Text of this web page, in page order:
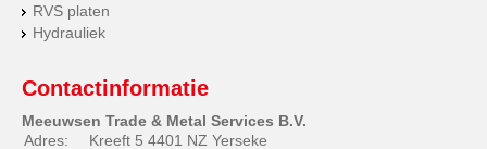
RVS platen
Hydrauliek
Contactinformatie
Meeuwsen Trade & Metal Services B.V.
Adres:
Kreeft 5 4401 NZ Yerseke